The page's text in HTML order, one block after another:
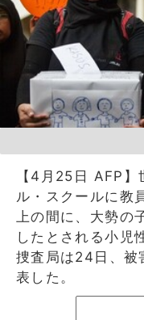
【4月25日 AFP
ル・スクールに教
上の間に、大勢の
したとされる小児
捜査局は24日、被
表した。